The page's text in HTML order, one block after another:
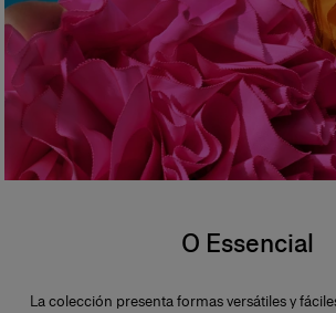
O Essencial
La colección presenta formas versátiles y